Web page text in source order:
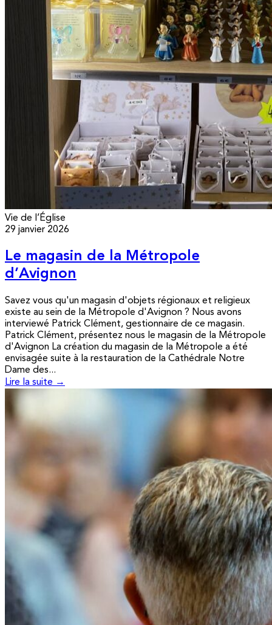
Vie de l’Église
29 janvier 2026
Le magasin de la Métropole
d’Avignon
Savez vous qu'un magasin d'objets régionaux et religieux
existe au sein de la Métropole d'Avignon ? Nous avons
interviewé Patrick Clément, gestionnaire de ce magasin.
Patrick Clément, présentez nous le magasin de la Métropole
d'Avignon La création du magasin de la Métropole a été
envisagée suite à la restauration de la Cathédrale Notre
Dame des...
Lire la suite →